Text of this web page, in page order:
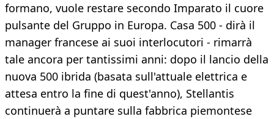
formano, vuole restare secondo Imparato il cuore
pulsante del Gruppo in Europa. Casa 500 - dirà il
manager francese ai suoi interlocutori - rimarrà
tale ancora per tantissimi anni: dopo il lancio della
nuova 500 ibrida (basata sull'attuale elettrica e
attesa entro la fine di quest'anno), Stellantis
continuerà a puntare sulla fabbrica piemontese